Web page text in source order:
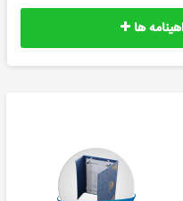
ها